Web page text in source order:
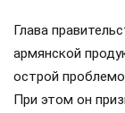
Глава
армянской
острой
При этом он